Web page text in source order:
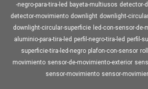
-negro-para-tira-led bayeta-multiusos detector-
detector-movimiento downlight downlight-
downlight-circular-superficie
led-con-sensor-de-
aluminio-para-tira-led perfil-negro-tira-led perfil-
superficie-tira-led-negro plafon-con-sensor
movimiento sensor-de-movimiento-exterior
sensor-movimiento sensor-